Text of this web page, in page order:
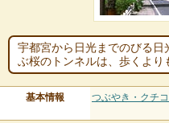
宇都宮から日光までのびる日
ぶ桜のトンネルは、歩くより
基本情報 つぶやき・クチコ